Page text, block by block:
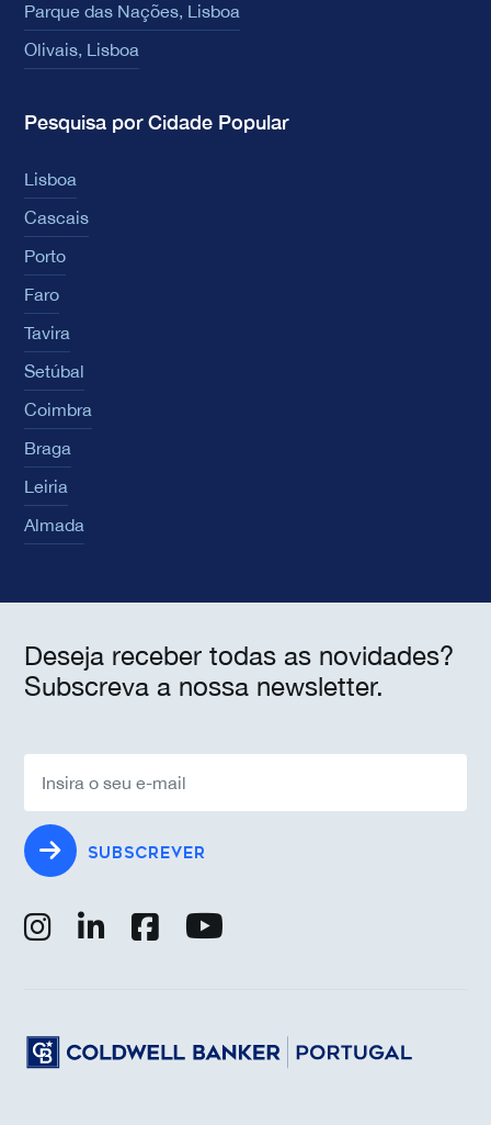
Parque das Nações, Lisboa
Olivais, Lisboa
Pesquisa por Cidade Popular
Lisboa
Cascais
Porto
Faro
Tavira
Setúbal
Coimbra
Braga
Leiria
Almada
Deseja receber todas as novidades?
Subscreva a nossa newsletter.
SUBSCREVER